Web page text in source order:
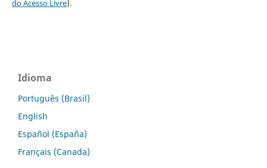
do Acesso Livre).
Idioma
Português (Brasil)
English
Español (España)
Français (Canada)